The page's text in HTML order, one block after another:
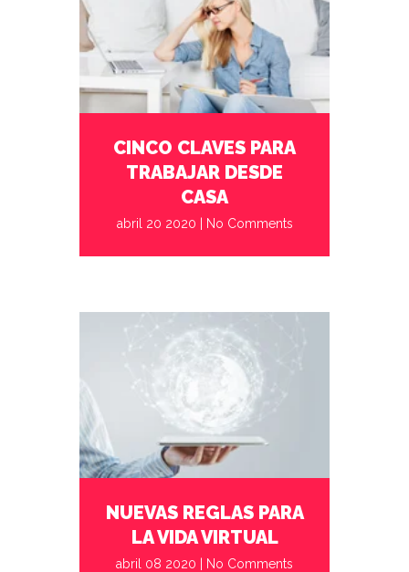
CINCO CLAVES PARA
TRABAJAR DESDE
CASA
abril 20 2020 No Comments
abril 20 2020 No Comments
COVID-
NUEVAS REGLAS PARA
LA VIDA VIRTUAL
abril 08 2020 No Comments
abril 08 2020 No Comments
industria[...]